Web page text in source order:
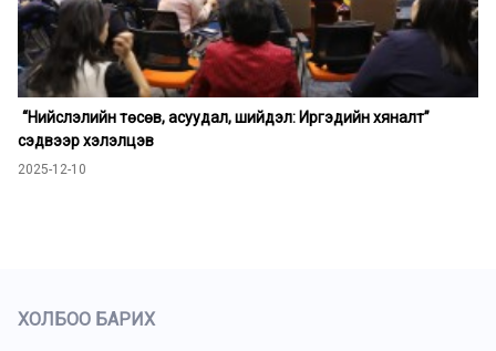
“Нийслэлийн төсөв, асуудал, шийдэл: Иргэдийн хяналт”
сэдвээр хэлэлцэв
2025-12-10
ХОЛБОО БАРИХ